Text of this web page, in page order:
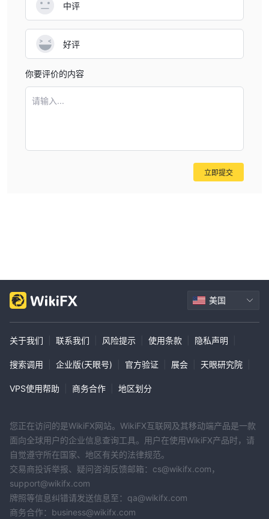
户提供了便利。
的缺点 Einstein:
管经纪商相同的标准，增加了欺诈或资金管理不当的可能性。
运营，但这对投资者来说可能存在风险。
高最低存款：250 英镑的最低存款对于某些交易者来说可能很高，
Einstein是一家不受监管的外汇和差价合约经纪商。这意味着它不受
市场工具
要货币对和奇异货币对。
股票差价合约： Einstein提供来自世界各地（包括美国、英国、欧洲
指数差价合约： Einstein提供 20 多个股票指数的差价合约，包括美
商品差价合约： Einstein提供多种商品的差价合约，包括黄金、白
银、石油和小麦。
加密货币差价合约： Einstein提供各种加密货币的差价合约，包括比
特币、以太坊和莱特币。
如此广泛的市场工具使 Einstein交易者可以非常灵活地选择他们想要
交易的资产。
中评
好评
你要评价的内容
请输入...
立即提交
美国
关于我们 联系我们 风险提示 使用条款 隐私声明
搜索调用 企业版(天眼号) 官方验证 展会 天眼研究院
VPS使用帮助 商务合作 地区划分
您正在访问的是WikiFX网站。WikiFX互联网及其移动端产品是一款
面向全球用户的企业信息查询工具。用户在使用WikiFX产品时，请
自觉遵守所在国家、地区有关的法律规范。
交易商投诉举报、疑问咨询反馈邮箱：cs@wikifx.com，
support@wikifx.com
牌照等信息纠错请发送信息至：qa@wikifx.com
商务合作：business@wikifx.com